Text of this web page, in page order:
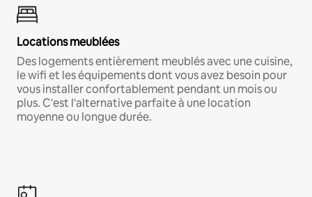
Locations meublées
Des logements entièrement meublés avec une cuisine,
le wifi et les équipements dont vous avez besoin pour
vous installer confortablement pendant un mois ou
plus. C'est l'alternative parfaite à une location
moyenne ou longue durée.